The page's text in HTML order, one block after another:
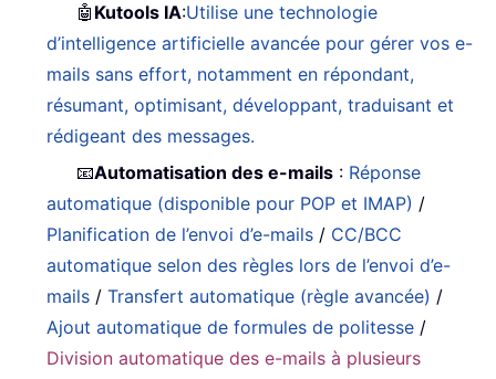
🤖 Kutools IA:Utilise une technologie
d’intelligence artificielle avancée pour gérer vos e-
mails sans effort, notamment en répondant,
résumant, optimisant, développant, traduisant et
rédigeant des messages.
📧Automatisation des e-mails : Réponse
automatique (disponible pour POP et IMAP) /
Planification de l’envoi d’e-mails / CC/BCC
automatique selon des règles lors de l’envoi d’e-
mails /Transfert automatique (règle avancée) /
Ajout automatique de formules de politesse /
Division automatique des e-mails à plusieurs